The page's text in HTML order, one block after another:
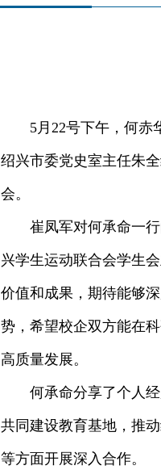
5月22号下午，何赤华
绍兴市委党史室主任朱
会。
崔凤军对何承命一行
兴学生运动联合会学生
价值和成果，期待能够
势，希望校企双方能在
高质量发展。
何承命分享了个人经
共同建设教育基地，推
等方面开展深入合作。